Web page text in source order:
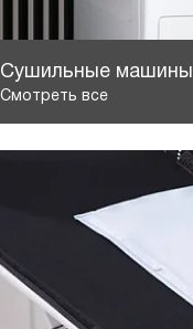
Сушильные машины
Смотреть все